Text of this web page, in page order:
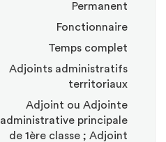
Permanent
Fonctionnaire
Temps complet
Adjoints administratifs
territoriaux
Adjoint ou Adjointe
administrative principale
de 1ère classe ; Adjoint